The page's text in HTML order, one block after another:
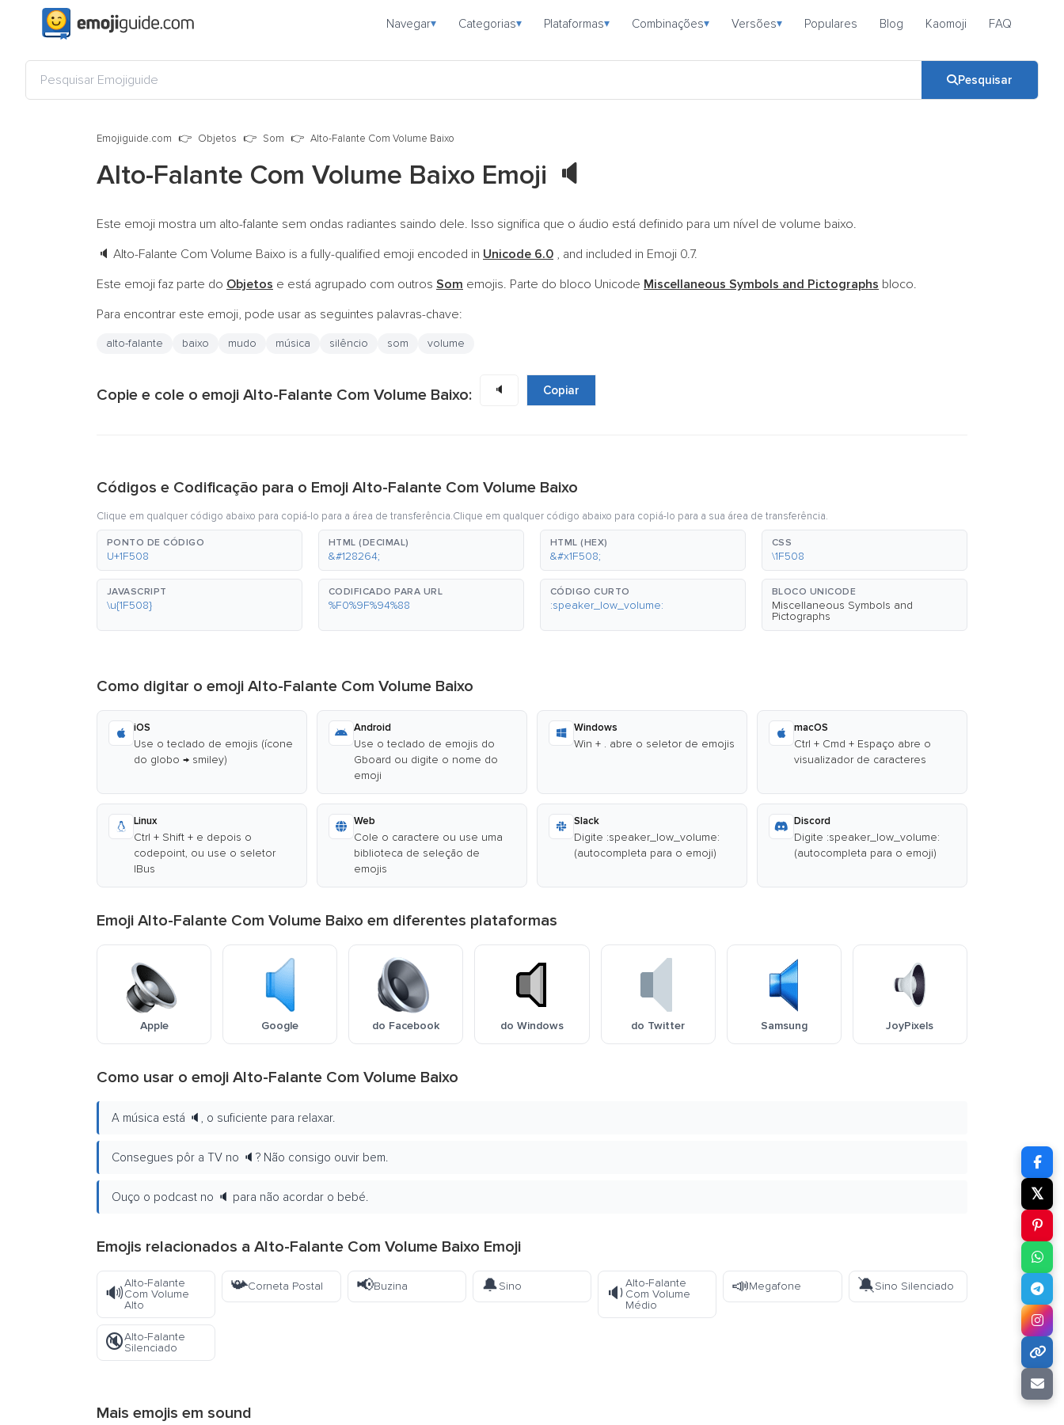
Navegar▾ Categorias▾ Plataformas▾ Combinações▾ Versões▾ Populares Blog Kaomoji FAQ
Pesquisar
Emojiguide.com Objetos Som Alto-Falante Com Volume Baixo
Alto-Falante Com Volume Baixo Emoji 🔈
Este emoji mostra um alto-falante sem ondas radiantes saindo dele. Isso significa que o áudio está definido para um nível de volume baixo.
🔈 Alto-Falante Com Volume Baixo is a fully-qualified emoji encoded in Unicode 6.0 , and included in Emoji 0.7.
Este emoji faz parte do Objetos e está agrupado com outros Som emojis. Parte do bloco Unicode Miscellaneous Symbols and Pictographs bloco.
Para encontrar este emoji, pode usar as seguintes palavras-chave:
alto-falante baixo mudo música silêncio som volume
Copie e cole o emoji Alto-Falante Com Volume Baixo: 🔈 Copiar
Códigos e Codificação para o Emoji Alto-Falante Com Volume Baixo
Clique em qualquer código abaixo para copiá-lo para a área de transferência.Clique em qualquer código abaixo para copiá-lo para a sua área de transferência.
PONTO DE CÓDIGO
U+1F508
HTML (DECIMAL)
&#128264;
HTML (HEX)
&#x1F508;
CSS
\1F508
JAVASCRIPT
\u{1F508}
CODIFICADO PARA URL
%F0%9F%94%88
CÓDIGO CURTO
:speaker_low_volume:
BLOCO UNICODE
Miscellaneous Symbols and
Pictographs
Como digitar o emoji Alto-Falante Com Volume Baixo
iOS
Use o teclado de emojis (ícone
do globo → smiley)
Android
Use o teclado de emojis do
Gboard ou digite o nome do
emoji
Windows
Win + . abre o seletor de emojis
macOS
Ctrl + Cmd + Espaço abre o
visualizador de caracteres
Linux
Ctrl + Shift + e depois o
codepoint, ou use o seletor
IBus
Web
Cole o caractere ou use uma
biblioteca de seleção de
emojis
Slack
Digite :speaker_low_volume:
(autocompleta para o emoji)
Discord
Digite :speaker_low_volume:
(autocompleta para o emoji)
Emoji Alto-Falante Com Volume Baixo em diferentes plataformas
Apple Google do Facebook do Windows do Twitter Samsung JoyPixels
Como usar o emoji Alto-Falante Com Volume Baixo
A música está 🔈, o suficiente para relaxar.
Consegues pôr a TV no 🔈? Não consigo ouvir bem.
Ouço o podcast no 🔈 para não acordar o bebé.
Emojis relacionados a Alto-Falante Com Volume Baixo Emoji
🔊
Alto-Falante
Com Volume
Alto
📯Corneta Postal 📢Buzina 🔔Sino 🔉
Alto-Falante
Com Volume
Médio
📣Megafone 🔕Sino Silenciado
🔇Alto-Falante
Silenciado
Mais emojis em sound
𝕏